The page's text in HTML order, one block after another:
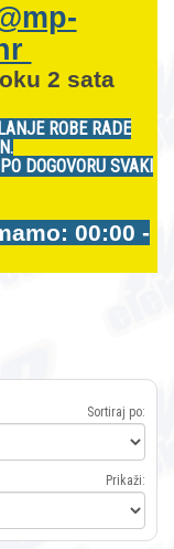
2 sata
ROBE RADE
DOGOVORU SVAKI
00:00 -
Sortiraj po:
Prikaži: